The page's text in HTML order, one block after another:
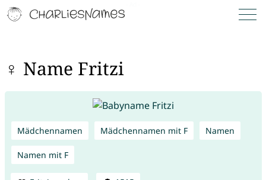
♀ Name Fritzi
Mädchennamen Mädchennamen mit F Namen
Namen mit F